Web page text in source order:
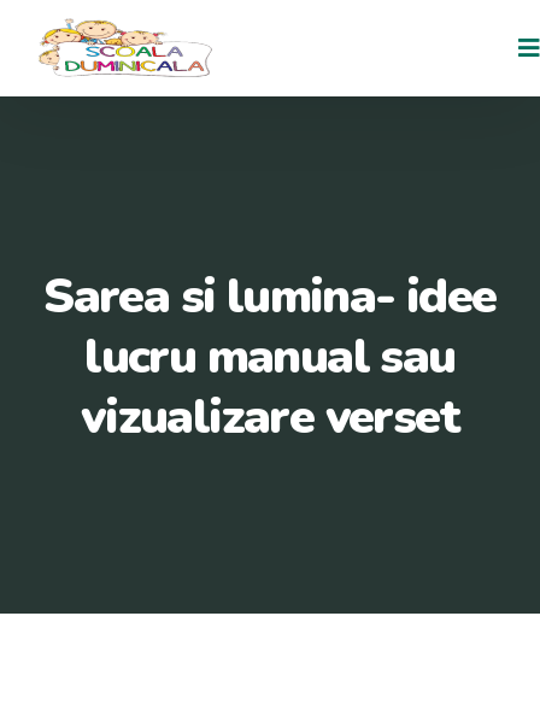
Sarea si lumina- idee
lucru manual sau
vizualizare verset